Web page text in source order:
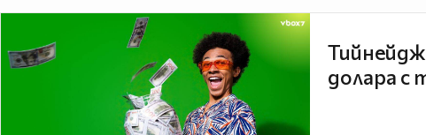
долара с